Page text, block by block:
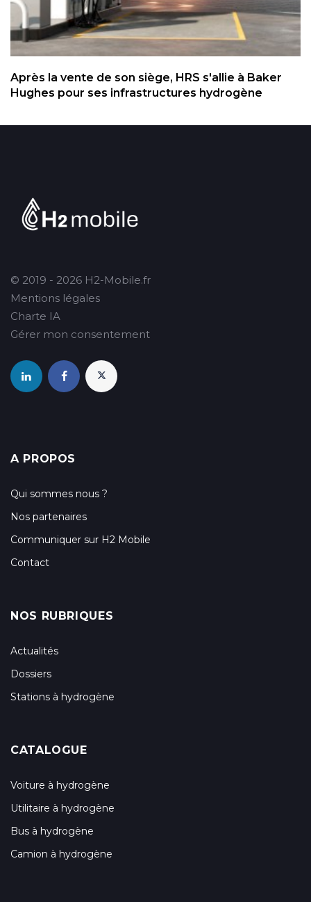
Après la vente de son siège, HRS s'allie à Baker
Hughes pour ses infrastructures hydrogène
© 2019 - 2026 H2-Mobile.fr
Mentions légales
Charte IA
Gérer mon consentement
A PROPOS
Qui sommes nous ?
Nos partenaires
Communiquer sur H2 Mobile
Contact
NOS RUBRIQUES
Actualités
Dossiers
Stations à hydrogène
CATALOGUE
Voiture à hydrogène
Utilitaire à hydrogène
Bus à hydrogène
Camion à hydrogène